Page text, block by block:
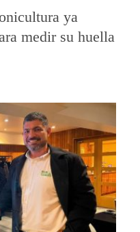
ya
medir su huella